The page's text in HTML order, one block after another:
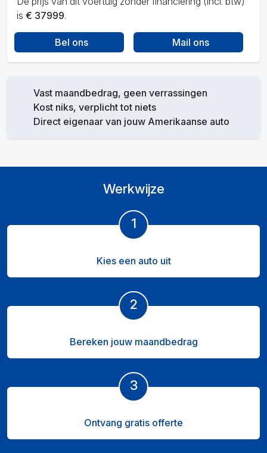
is € 37999.
Bel ons Mail ons
Vast maandbedrag, geen verrassingen
Kost niks, verplicht tot niets
Direct eigenaar van jouw Amerikaanse auto
Werkwijze
1
Kies een auto uit
2
Bereken jouw maandbedrag
3
Ontvang gratis offerte